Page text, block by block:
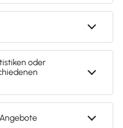
es 30
spare 50 %,
sorgenfreie